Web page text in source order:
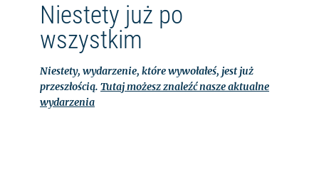
Niestety już po
wszystkim
Niestety, wydarzenie, które wywołałeś, jest już
przeszłością. Tutaj możesz znaleźć nasze aktualne
wydarzenia